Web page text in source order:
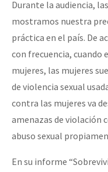
Durante la audiencia,
mostramos nuestra
práctica en el país. De
con frecuencia, cuando
mujeres, las mujeres
de violencia sexual
contra las mujeres va
amenazas de violación
abuso sexual
En su informe